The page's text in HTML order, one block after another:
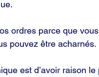
ordres parce que
pouvez être acharnés.
est d’avoir raison le